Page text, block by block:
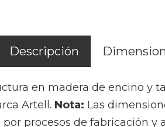
Descripción
en madera de encino y
Artell. Nota: Las
por procesos de fabricación y